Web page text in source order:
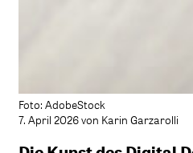
Foto: AdobeStock
7. April 2026 von Karin Garzarolli